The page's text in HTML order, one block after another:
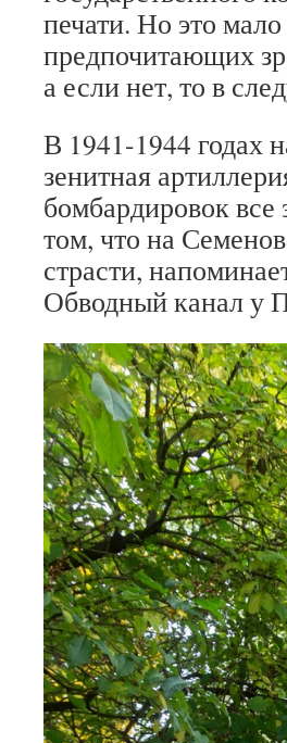
печати. Но это
предпочитающих
а если нет, то в
В 1941-1944 годах
зенитная
бомбардировок
том, что на
страсти,
Обводный канал у